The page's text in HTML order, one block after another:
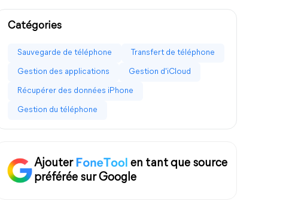
Catégories
Sauvegarde de téléphone Transfert de téléphone
Gestion des applications Gestion d'iCloud
Récupérer des données iPhone
Gestion du téléphone
Ajouter
en tant que source
préférée sur Google